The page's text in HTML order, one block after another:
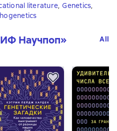
literature, Genetics,
Научпоп» All